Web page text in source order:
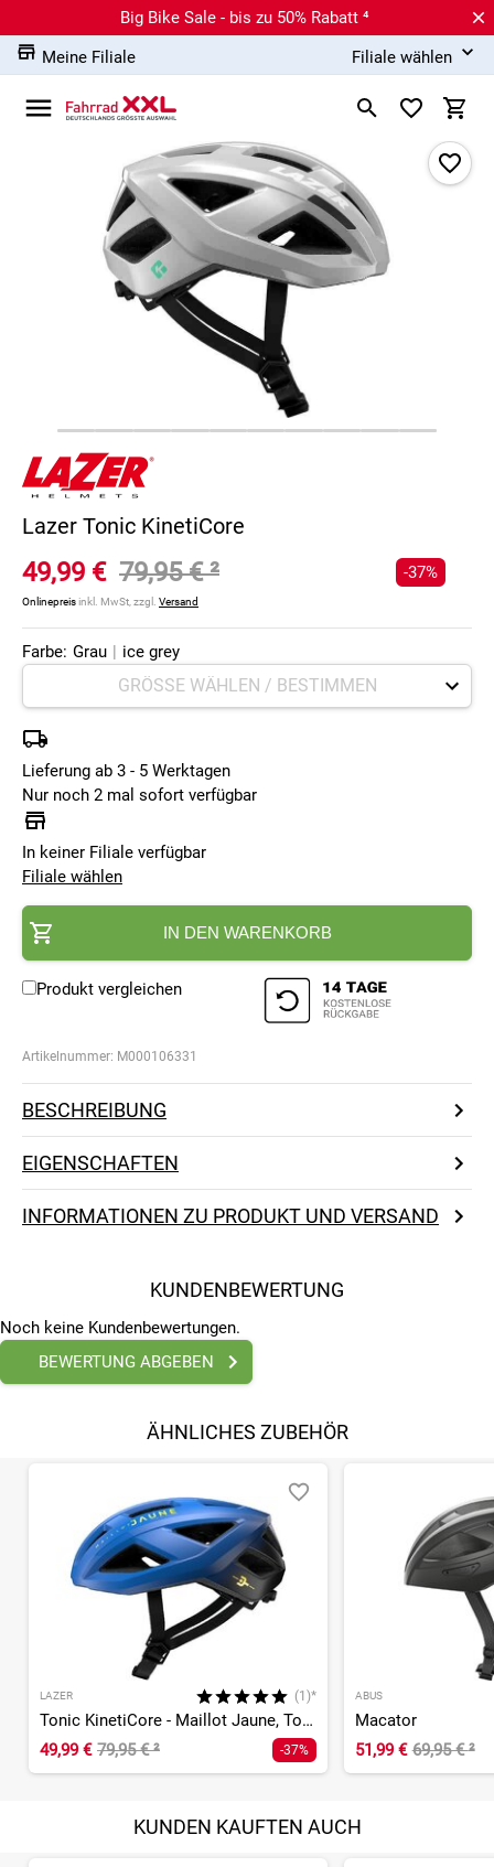
Big Bike Sale - bis zu 50% Rabatt ⁴
Meine Filiale
Filiale wählen
Lazer Tonic KinetiCore
49,99 € 79,95 €²
Onlinepreisinkl. MwSt, zzgl. Versand
-37%
Farbe: Grau | ice grey
Lieferung ab 3 - 5 Werktagen
Nur noch 2 mal sofort verfügbar
In keiner Filiale verfügbar
Filiale wählen
IN DEN WARENKORB
Produkt vergleichen
Artikelnummer: M000106331
BESCHREIBUNG
EIGENSCHAFTEN
INFORMATIONEN ZU PRODUKT UND VERSAND
KUNDENBEWERTUNG
Noch keine Kundenbewertungen.
BEWERTUNG ABGEBEN
ÄHNLICHES ZUBEHÖR
LAZER (1)*
Tonic KinetiCore - Maillot Jaune, Tour de France Edition
49,99 € 79,95 €² -37%
ABUS
Macator
51,99 € 69,95 €²
KUNDEN KAUFTEN AUCH